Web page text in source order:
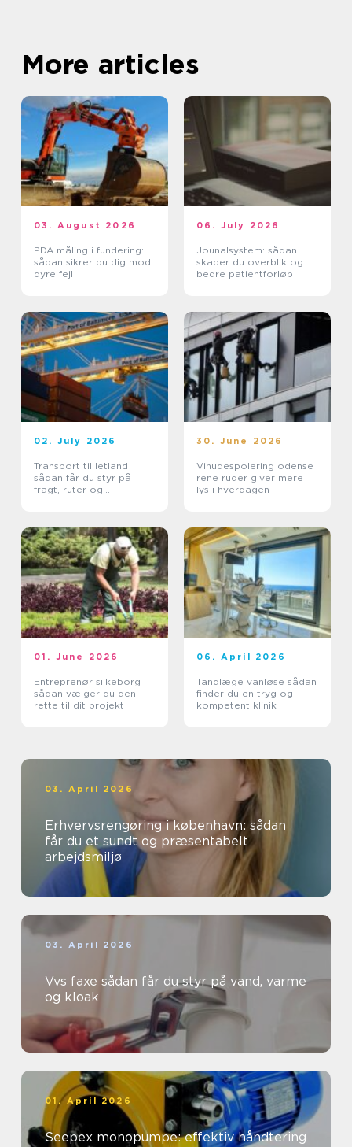
More articles
03. August 2026
PDA måling i fundering:
sådan sikrer du dig mod
dyre fejl
06. July 2026
Jounalsystem: sådan
skaber du overblik og
bedre patientforløb
02. July 2026
Transport til letland
sådan får du styr på
fragt, ruter og
30. June 2026
Vinudespolering odense
rene ruder giver mere
lys i hverdagen
01. June 2026
Entreprenør silkeborg
sådan vælger du den
rette til dit projekt
06. April 2026
Tandlæge vanløse sådan
finder du en tryg og
kompetent klinik
03. April 2026
Erhvervsrengøring i københavn: sådan
får du et sundt og præsentabelt
arbejdsmiljø
03. April 2026
Vvs faxe sådan får du styr på vand, varme
og kloak
01. April 2026
Seepex monopumpe: effektiv håndtering